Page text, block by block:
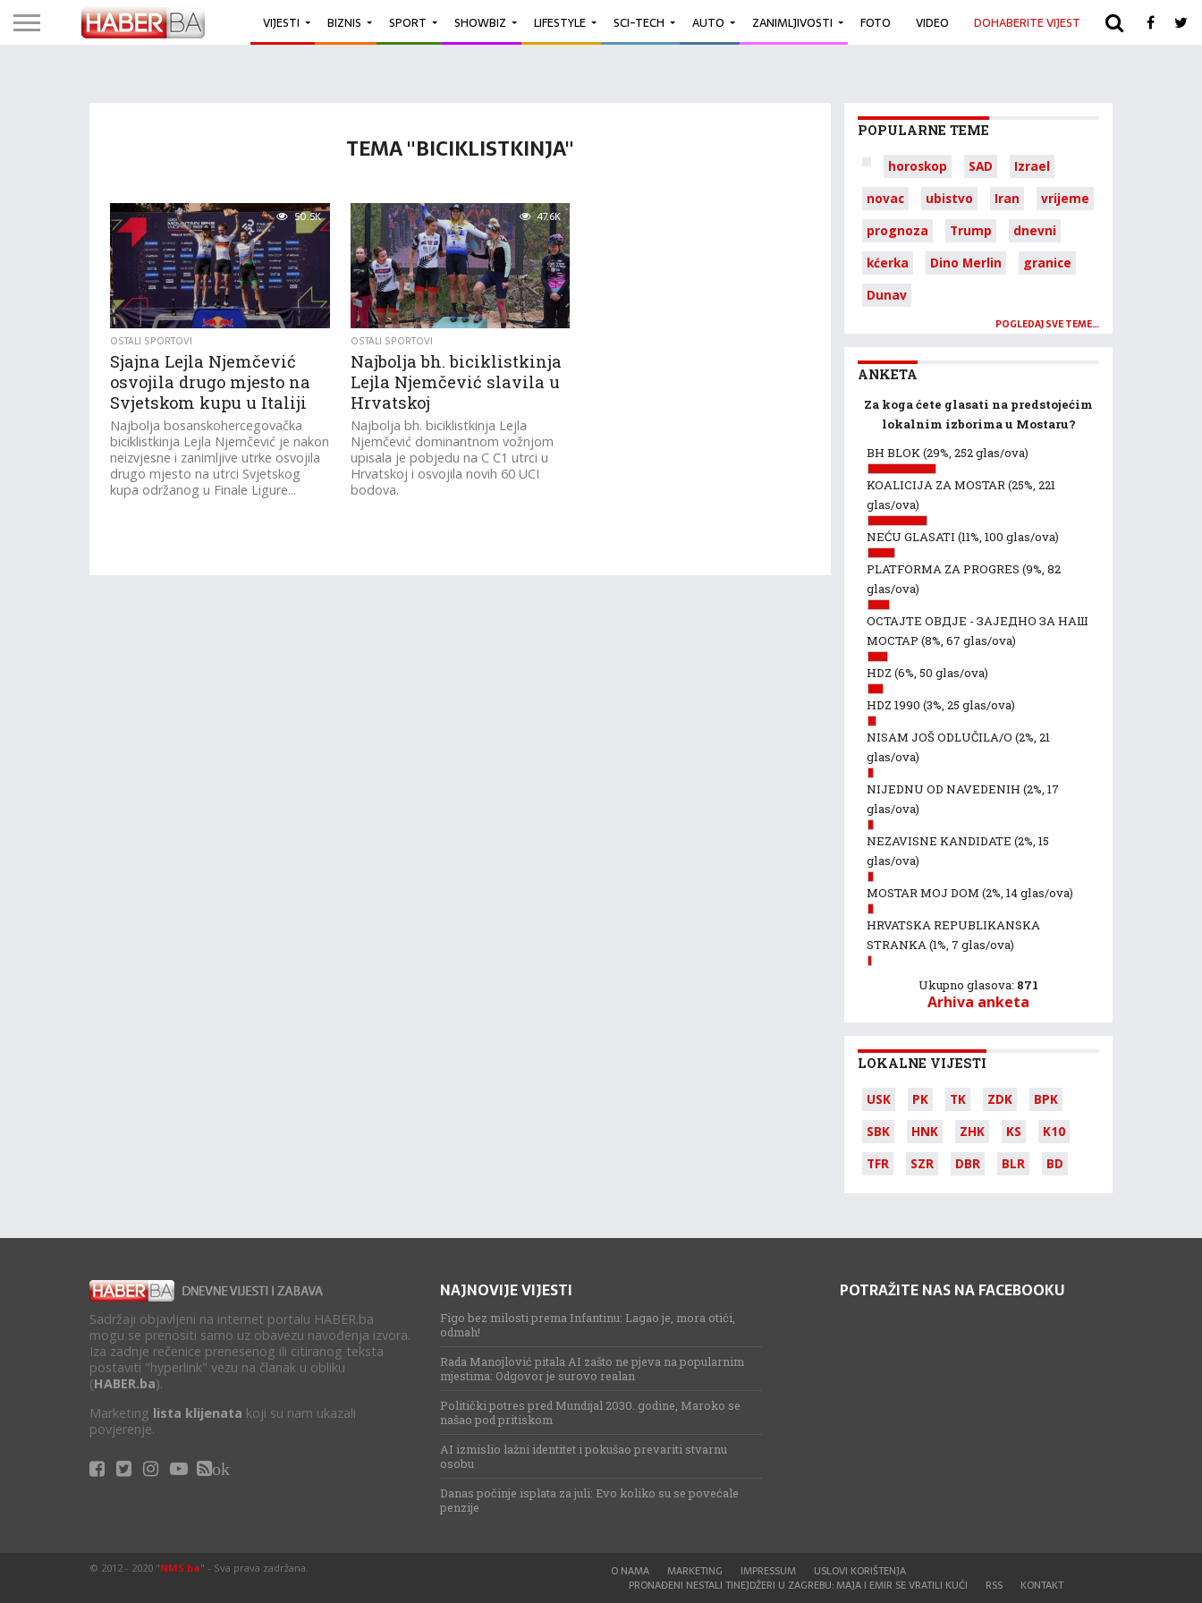
VIJESTI BIZNIS SPORT SHOWBIZ LIFESTYLE SCI-TECH AUTO ZANIMLJIVOSTI FOTO VIDEO DOHABERITE VIJEST ARHIVA
TEMA "BICIKLISTKINJA"
50.5K
OSTALI SPORTOVI
Sjajna Lejla Njemčević
osvojila drugo mjesto na
Svjetskom kupu u Italiji
Najbolja bosanskohercegovačka
biciklistkinja Lejla Njemčević je nakon
neizvjesne i zanimljive utrke osvojila
drugo mjesto na utrci Svjetskog
kupa održanog u Finale Ligure...
47.6K
OSTALI SPORTOVI
Najbolja bh. biciklistkinja
Lejla Njemčević slavila u
Hrvatskoj
Najbolja bh. biciklistkinja Lejla
Njemčević dominantnom vožnjom
upisala je pobjedu na C C1 utrci u
Hrvatskoj i osvojila novih 60 UCI
bodova.
POPULARNE TEME
horoskop SAD
Izrael
novac
ubistvo Iran
vrijeme
prognoza
Trump
dnevni
kćerka
Dino Merlin
granice
Dunav
POGLEDAJ SVE TEME…
ANKETA
Za koga ćete glasati na predstojećim
lokalnim izborima u Mostaru?
BH BLOK(29%, 252 glas/ova)
KOALICIJA ZA MOSTAR(25%, 221
glas/ova)
NEĆU GLASATI (11%, 100 glas/ova)
PLATFORMA ZA PROGRES (9%, 82
glas/ova)
ОСТАЈТЕ ОВДЈЕ - ЗАЈЕДНО ЗА НАШ
МОСТАР (8%, 67 glas/ova)
HDZ (6%, 50 glas/ova)
HDZ 1990 (3%, 25 glas/ova)
NISAM JOŠ ODLUČILA/O (2%, 21
glas/ova)
NIJEDNU OD NAVEDENIH (2%, 17
glas/ova)
NEZAVISNE KANDIDATE (2%, 15
glas/ova)
MOSTAR MOJ DOM (2%, 14 glas/ova)
HRVATSKA REPUBLIKANSKA
STRANKA(1%, 7 glas/ova)
Ukupno glasova: 871
Arhiva anketa
LOKALNE VIJESTI
USK PK TK ZDK
BPK
SBK
HNK ZHK KS
K10
TFR
SZR DBR BLR BD
Sadržaji objavljeni na internet portalu HABER.ba
mogu se prenositi samo uz obavezu navođenja izvora.
Iza zadnje rečenice prenesenog ili citiranog teksta
postaviti "hyperlink" vezu na članak u obliku
(HABER.ba).
Marketing lista klijenata koji su nam ukazali
povjerenje.
ok
NAJNOVIJE VIJESTI
Figo bez milosti prema Infantinu: Lagao je, mora otići,
odmah!
Rada Manojlović pitala AI zašto ne pjeva na popularnim
mjestima: Odgovor je surovo realan
Politički potres pred Mundijal 2030. godine, Maroko se
našao pod pritiskom
AI izmislio lažni identitet i pokušao prevariti stvarnu
osobu
Danas počinje isplata za juli: Evo koliko su se povećale
penzije
POTRAŽITE NAS NA FACEBOOKU
O NAMA MARKETING IMPRESSUM
USLOVI KORIŠTENJA
PRONAĐENI NESTALI TINEJDŽERI U ZAGREBU: MAJA I EMIR SE VRATILI KUĆI
RSS KONTAKT
© 2012 - 2020 "NMS.ba" - Sva prava zadržana.